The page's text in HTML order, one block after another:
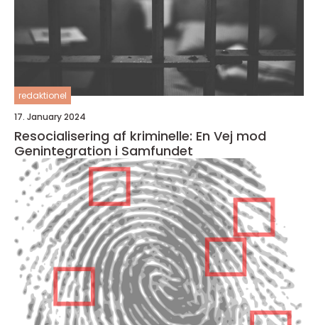
redaktionel
17. January 2024
Resocialisering af kriminelle: En Vej mod
Genintegration i Samfundet